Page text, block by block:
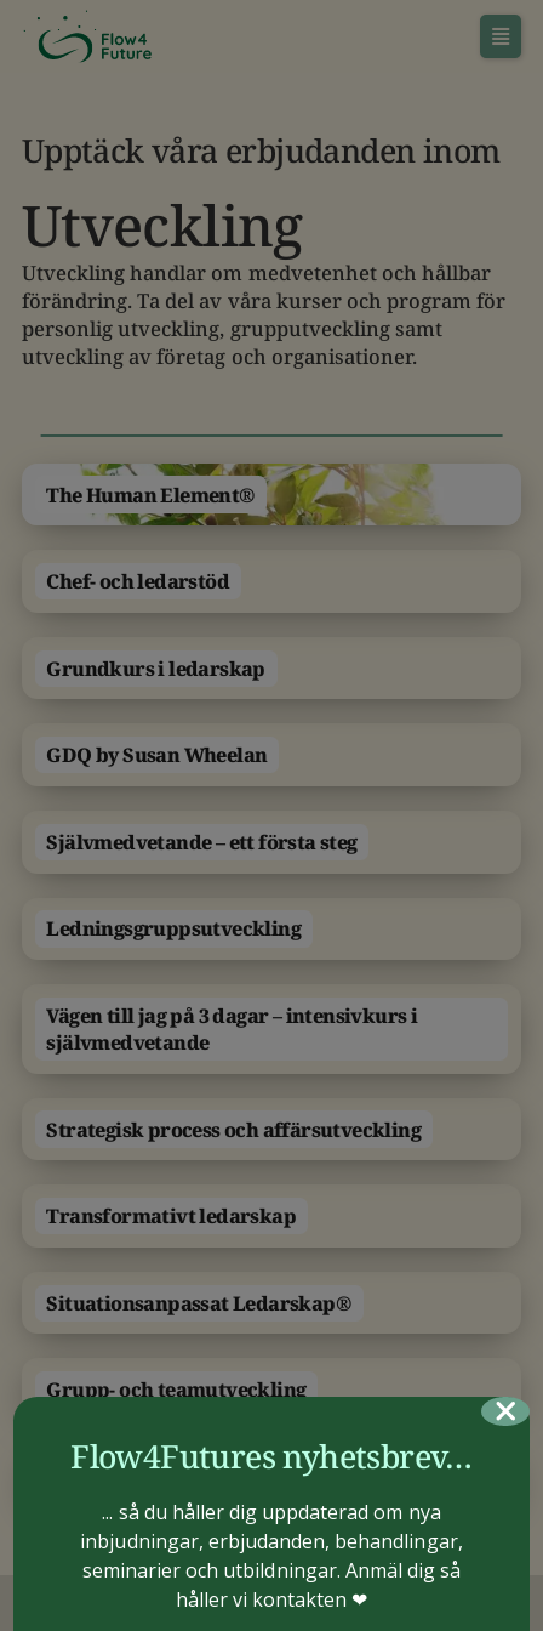
Upptäck våra erbjudanden inom
Utveckling
Utveckling handlar om medvetenhet och hållbar
förändring. Ta del av våra kurser och program för
personlig utveckling, grupputveckling samt
utveckling av företag och organisationer.
The Human Element®
Chef- och ledarstöd
Grundkurs i ledarskap
GDQ by Susan Wheelan
Självmedvetande – ett första steg
Ledningsgruppsutveckling
Vägen till jag på 3 dagar – intensivkurs i
självmedvetande
Strategisk process och affärsutveckling
Transformativt ledarskap
Situationsanpassat Ledarskap®️
Grupp- och teamutveckling
Big Mind
Flow4Futures nyhetsbrev…
... så du håller dig uppdaterad om nya
inbjudningar, erbjudanden, behandlingar,
seminarier och utbildningar. Anmäl dig så
håller vi kontakten ❤